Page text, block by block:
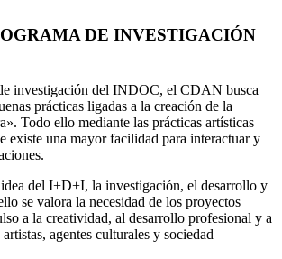
DE INVESTIGACIÓN
investigación del INDOC, el CDAN busca
prácticas ligadas a la creación de la
Todo ello mediante las prácticas artísticas
existe una mayor facilidad para interactuar y
del I+D+I, la investigación, el desarrollo y
se valora la necesidad de los proyectos
a la creatividad, al desarrollo profesional y a
agentes culturales y sociedad